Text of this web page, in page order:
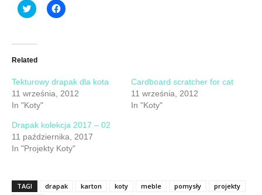
Click
to
(Opens
new
Click
to
Related
Tekturowy drapak dla kota
11 września, 2012
In "Koty"
Cardboard scratcher for cat
11 września, 2012
In "Koty"
Drapak kolekcja 2017 – 02
11 października, 2017
In "Projekty Koty"
TAGI drapak karton koty meble pomysły projekty